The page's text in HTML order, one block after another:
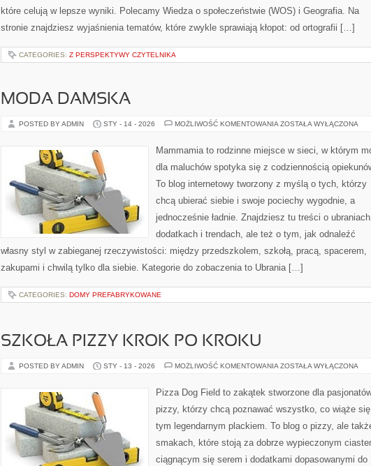
które celują w lepsze wyniki. Polecamy Wiedza o społeczeństwie (WOS) i Geografia. Na
stronie znajdziesz wyjaśnienia tematów, które zwykle sprawiają kłopot: od ortografii […]
CATEGORIES: Z PERSPEKTYWY CZYTELNIKA
MODA DAMSKA
POSTED BY ADMIN STY - 14 - 2026 MOŻLIWOŚĆ KOMENTOWANIA MODA
ZOSTAŁA WYŁĄCZONA
Mammamia to rodzinne miejsce w sieci, w którym
dla maluchów spotyka się z codziennością
To blog internetowy tworzony z myślą o tych, którzy
chcą ubierać siebie i swoje pociechy wygodnie, a
jednocześnie ładnie. Znajdziesz tu treści o
dodatkach i trendach, ale też o tym, jak odnaleźć
własny styl w zabieganej rzeczywistości: między przedszkolem, szkołą, pracą, spacerem,
zakupami i chwilą tylko dla siebie. Kategorie do zobaczenia to Ubrania […]
CATEGORIES: DOMY PREFABRYKOWANE
SZKOŁA PIZZY KROK PO KROKU
POSTED BY ADMIN STY - 13 - 2026 MOŻLIWOŚĆ KOMENTOWANIA SZKOŁA
KROKU
ZOSTAŁA WYŁĄCZONA
Pizza Dog Field to zakątek stworzone dla
pizzy, którzy chcą poznawać wszystko, co wiąże
tym legendarnym plackiem. To blog o pizzy, ale
smakach, które stoją za dobrze wypieczonym
ciągnącym się serem i dodatkami dopasowanymi do